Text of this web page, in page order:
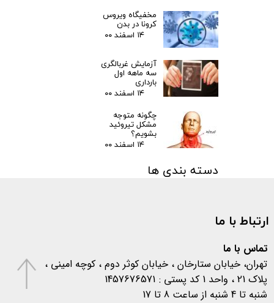
مخفیگاه ویروس
کرونا در بدن
۱۴ اسفند ۰۰
آزمایش غربالگری
سه ماهه اول
بارداری
۱۴ اسفند ۰۰
چگونه متوجه
مشکل تیروئید
بشویم؟
۱۴ اسفند ۰۰
دسته بندی ها
اخبار آزمایشگاهی
متفرقهارتباط با ما
تماس با ما
تهران، خیابان ستارخان ، خیابان کوثر دوم ، کوچه امینی ،
پلاک 21 ، واحد 1 کد پستی : 1457676571
شنبه تا 4 شنبه از ساعت 8 تا 17